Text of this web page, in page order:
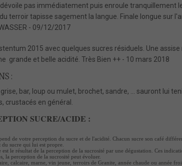
pas immédiatement puis enroule tranquillement
terroir tapisse sagement la langue. Finale longue sur
- 09/12/2017
2015 avec quelques sucres résiduels. Une
grande et belle acidité. Très Bien ++ - 10 mars 2018
:
bar, loup ou mulet, brochet, sandre, … sauront lui
crustacés en général.
SUCRE/ACIDE :
de votre perception du sucre et de l'acidité. Chacun sucre son café
sucre qui lui est propre.
est le résultat de la perception de la sucrosité par une dégustation. Ces
la perception de la sucrosité peut évoluer.
calcaire, marne, vin jeune, terroirs de Granite, année chaude ou année